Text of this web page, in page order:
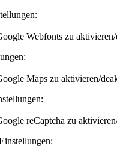
Webfonts zu
Maps zu aktivieren/
reCaptcha zu